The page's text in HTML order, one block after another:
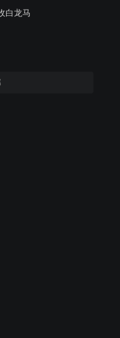
白龙马